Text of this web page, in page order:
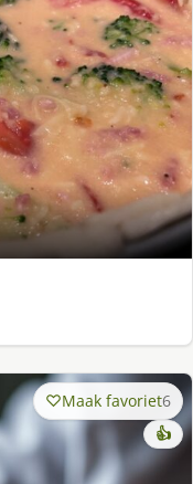
Maak favoriet6
👍